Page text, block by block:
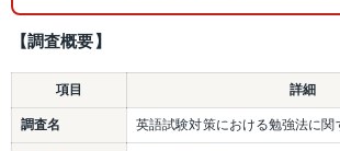
【調査概要】
項目 詳細
調査名 英語試験対策における勉強法に関